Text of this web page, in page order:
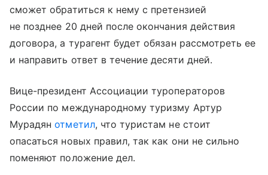
сможет обратиться к нему с претензией
не позднее 20 дней после окончания действия
договора, а турагент будет обязан рассмотреть ее
и направить ответ в течение десяти дней.
Вице-президент Ассоциации туроператоров
России по международному туризму Артур
Мурадянотметил, что туристам не стоит
опасаться новых правил, так как они не сильно
поменяют положение дел.